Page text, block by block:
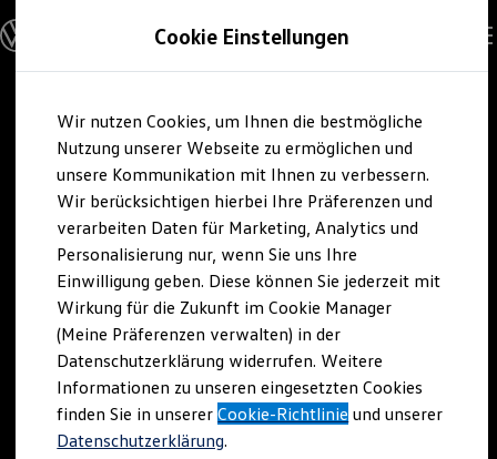
Hauptinhalt
springen
Footer
springen
Modelle und Konfigurator
Konfigurator
Modelle vergleichen
Elektroautos
ENERGY Sondermodelle
Nutzfahrzeuge
SUV und CUV
Familienautos
Kombis
Kompaktwagen
Sportwagen
Schnell verfügbare Fahrzeuge
Angebote und Produkte
Aktuelle Angebote
E-Auto-Förderung
Volkswagen Marktplatz
Die ENERGY Sondermodelle
Junge Gebrauchtwagen und Gebrauchtwagen
Volkswagen Zertifizierte Gebrauchtwagen
Elektromobilität bei Gebrauchtwagen
Cookie Einstellungen
Wir nutzen Cookies, um Ihnen die bestmögliche
Nutzung unserer Webseite zu ermöglichen und
unsere Kommunikation mit Ihnen zu verbessern.
Wir berücksichtigen hierbei Ihre Präferenzen und
verarbeiten Daten für Marketing, Analytics und
Personalisierung nur, wenn Sie uns Ihre
Einwilligung geben. Diese können Sie jederzeit mit
Wirkung für die Zukunft im Cookie Manager
(Meine Präferenzen verwalten) in der
Datenschutzerklärung widerrufen. Weitere
Informationen zu unseren eingesetzten Cookies
finden Sie in unsererCookie-Richtlinie und unserer
Datenschutzerklärung.